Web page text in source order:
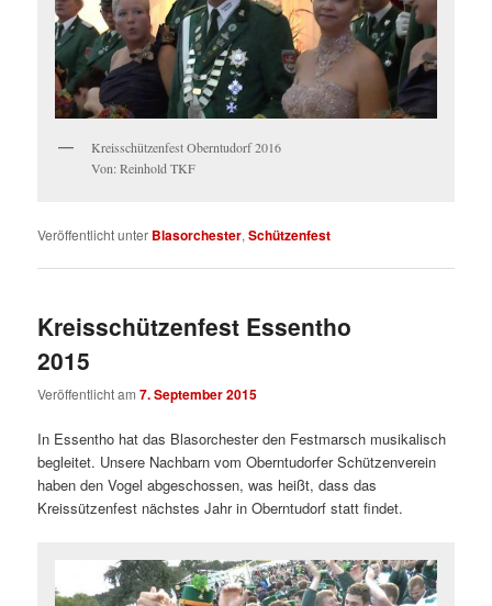
Kreisschützenfest Oberntudorf 2016
Von: Reinhold TKF
Veröffentlicht unter Blasorchester,Schützenfest
Kreisschützenfest Essentho
2015
Veröffentlicht am7. September 2015
In Essentho hat das Blasorchester den Festmarsch musikalisch
begleitet. Unsere Nachbarn vom Oberntudorfer Schützenverein
haben den Vogel abgeschossen, was heißt, dass das
Kreissützenfest nächstes Jahr in Oberntudorf statt findet.